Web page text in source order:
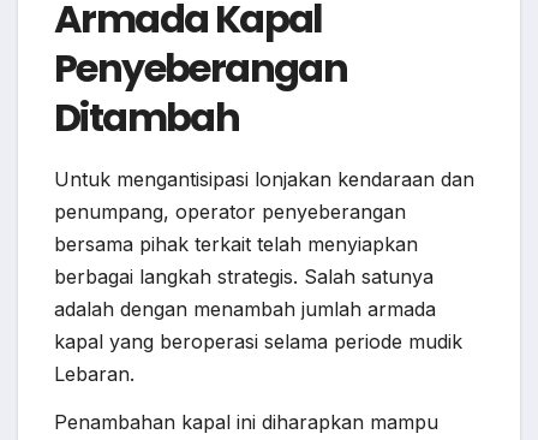
Armada Kapal
Penyeberangan
Ditambah
Untuk mengantisipasi lonjakan kendaraan dan
penumpang, operator penyeberangan
bersama pihak terkait telah menyiapkan
berbagai langkah strategis. Salah satunya
adalah dengan menambah jumlah armada
kapal yang beroperasi selama periode mudik
Lebaran.
Penambahan kapal ini diharapkan mampu